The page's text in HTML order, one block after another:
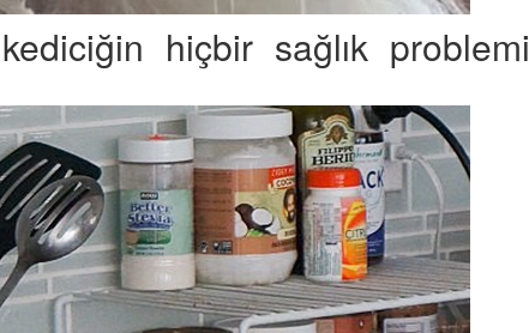
hiçbir sağlık problemi